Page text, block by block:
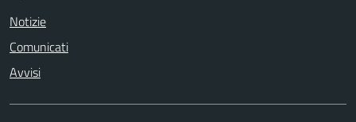
Notizie
Comunicati
Avvisi